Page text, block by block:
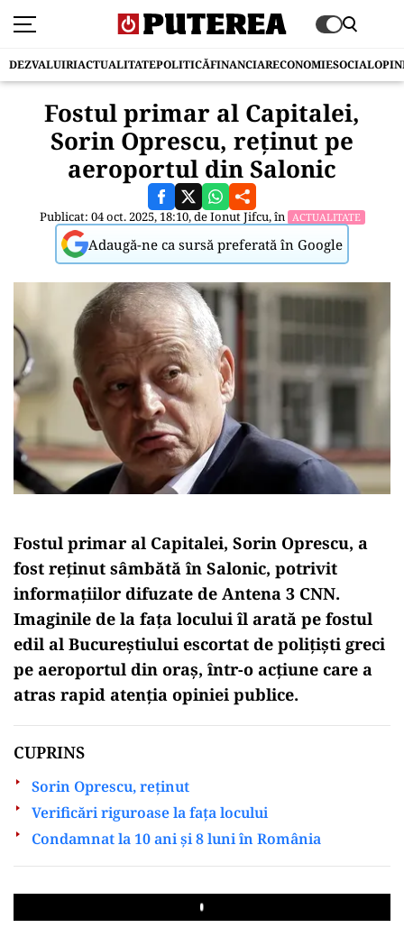
DEZVALUIRIACTUALITATEPOLITICĂFINANCIARECONOMIESOCIAL
Fostul primar al Capitalei,
Sorin Oprescu, reținut pe
aeroportul din Salonic
Publicat: 04 oct. 2025, 18:10, deIonut Jifcu, în ACTUALITATE
Adaugă-ne ca sursă preferată în Google
Fostul primar al Capitalei, Sorin Oprescu, a
fost reținut sâmbătă în Salonic, potrivit
informațiilor difuzate de Antena 3 CNN.
Imaginile de la fața locului îl arată pe fostul
edil al Bucureștiului escortat de polițiști greci
pe aeroportul din oraș, într-o acțiune care a
atras rapid atenția opiniei publice.
CUPRINS
Sorin Oprescu, reţinut
Verificări riguroase la fața locului
Condamnat la 10 ani și 8 luni în România
Play